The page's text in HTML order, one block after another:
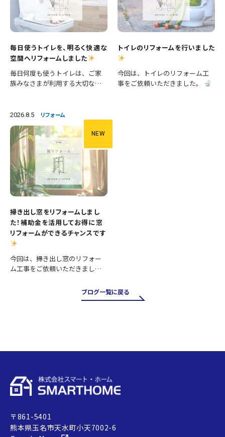
毎日使うトイレを、明るく快適な
空間へリフォームしました
毎日何度も使うトイレは、ご家
族みなさまが利用する大切な空
い、清潔感あふれる明るいトイ
レへとリフォームしました。 施
工内容 ・便器交換 ・紙巻き器…
トイレのリフォームを行いました
今回は、トイレのリフォーム工
事をご依頼いただきました。
2026.8.5 リフォーム
NEW
掃き出し窓をリフォームしまし
た！補助金を活用してお得に窓
リフォームができるチャンスです
今回は、掃き出し窓のリフォー
ム工事をご依頼いただきまし
が良く、お庭やバルコニーへの
出入りにも便利ですが、その一
ブログ一覧に戻る
〒861-5401
熊本県玉名市天水町小天7002-6